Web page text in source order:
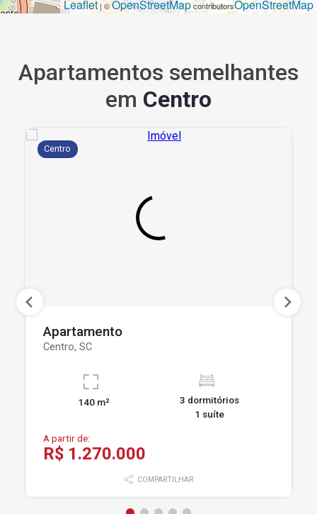
Leaflet | ©OpenStreetMapcontributorsOpenStreetMap
Apartamentos semelhantes
em Centro
Centro
Apartamento
Centro, SC
140 m²
3 dormitórios
1 suíte
A partir de:
R$ 1.270.000
COMPARTILHAR